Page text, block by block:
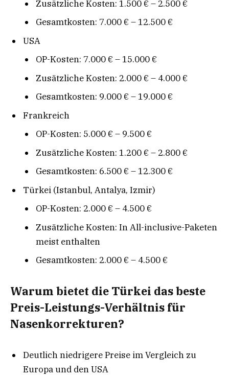
Zusätzliche Kosten: 1.500 € – 2.500 €
Gesamtkosten: 7.000 € – 12.500 €
USA
OP-Kosten: 7.000 € – 15.000 €
Zusätzliche Kosten: 2.000 € – 4.000 €
Gesamtkosten: 9.000 € – 19.000 €
Frankreich
OP-Kosten: 5.000 € – 9.500 €
Zusätzliche Kosten: 1.200 € – 2.800 €
Gesamtkosten: 6.500 € – 12.300 €
Türkei (Istanbul, Antalya, Izmir)
OP-Kosten: 2.000 € – 4.500 €
Zusätzliche Kosten: In All-inclusive-Paketen
meist enthalten
Gesamtkosten: 2.000 € – 4.500 €
Warum bietet die Türkei das beste
Preis-Leistungs-Verhältnis für
Nasenkorrekturen?
Deutlich niedrigere Preise im Vergleich zu
Europa und den USA